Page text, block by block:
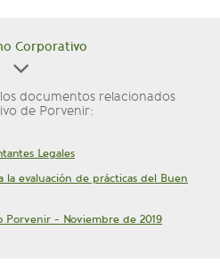
Corporativo
documentos relacionados
de Porvenir:
Legales
la evaluación de prácticas del Buen
- Noviembre de 2019